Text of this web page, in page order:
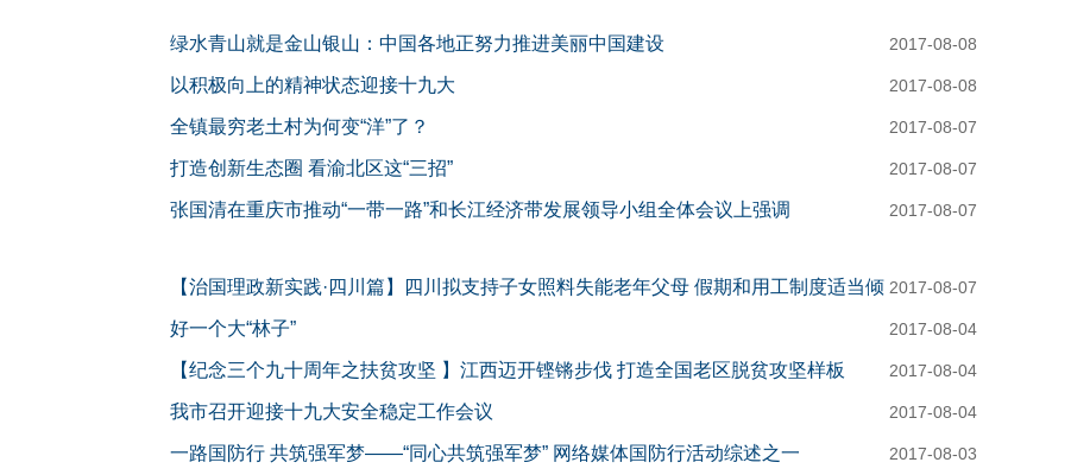
2017-08-08
绿水青山就是金山银山：中国各地正努力推进美丽中国建设
2017-08-08
以积极向上的精神状态迎接十九大
——二论把迎接党的十九大胜利召开作为当前重大的政治责任
2017-08-07
全镇最穷老土村为何变“洋”了？
2017-08-07
打造创新生态圈 看渝北区这“三招”
2017-08-07
张国清在重庆市推动“一带一路”和长江经济带发展领导小组全体会议上强调
切实推动长江经济带绿色发展
2017-08-07
【治国理政新实践·四川篇】四川拟支持子女照料失能老年父母 假期和用工制度适当倾
斜
2017-08-04
好一个大“林子”
2017-08-04
【纪念三个九十周年之扶贫攻坚 】江西迈开铿锵步伐 打造全国老区脱贫攻坚样板
2017-08-04
我市召开迎接十九大安全稳定工作会议
全力以赴抓安全保稳定促和谐 为党的十九大胜利召开营造良好社会环境
2017-08-03
一路国防行 共筑强军梦——“同心共筑强军梦” 网络媒体国防行活动综述之一